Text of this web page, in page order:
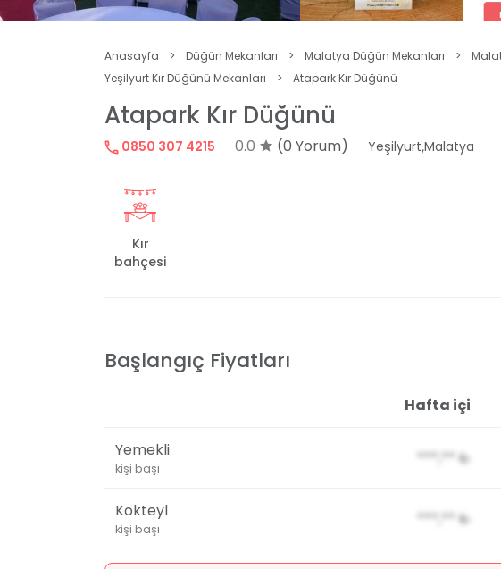
Anasayfa > Düğün Mekanları > Malatya Düğün Mekanları >
Yeşilyurt Kır Düğünü Mekanları
> Atapark Kır Düğünü
Atapark Kır Düğünü
0850 307 4215 0.0 (0 Yorum) Yeşilyurt,Malatya
Kır
bahçesi
Başlangıç Fiyatları
Hafta içi
Yemekli
kişi başı
***,** ₺
Kokteyl
kişi başı
***,** ₺